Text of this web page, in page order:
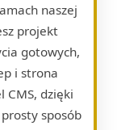
naszej
projekt
gotowych,
i strona
CMS, dzięki
sposób